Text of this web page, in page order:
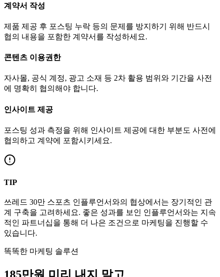
계약서 작성
제품 제공 후 포스팅 누락 등의 문제를 방지하기 위해 반드시
협의 내용을 포함한 계약서를 작성하세요.
콘텐츠 이용권한
자사몰, 공식 계정, 광고 소재 등 2차 활용 범위와 기간을 사전
에 명확히 협의해야 합니다.
인사이트 제공
포스팅 성과 측정을 위해 인사이트 제공에 대한 부분도 사전에
협의하고 계약에 포함시키세요.
TIP
쓰레드 30만 스포츠 인플루언서와의 협상에서는 장기적인 관
계 구축을 고려하세요. 좋은 성과를 보인 인플루언서와는 지속
적인 파트너십을 통해 더 나은 조건으로 마케팅을 진행할 수
있습니다.
똑똑한 마케팅 솔루션